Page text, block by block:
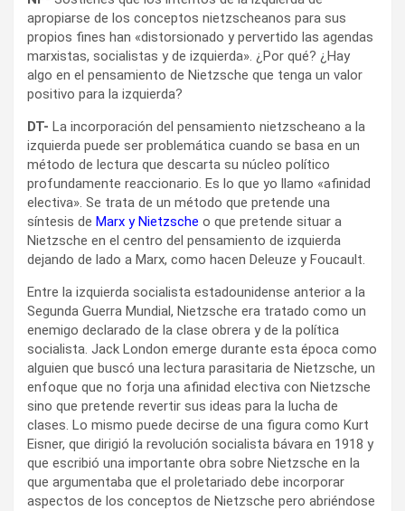
apropiarse de los conceptos nietzscheanos para sus
propios fines han «distorsionado y pervertido las agendas
marxistas, socialistas y de izquierda». ¿Por qué? ¿Hay
algo en el pensamiento de Nietzsche que tenga un valor
positivo para la izquierda?
DT- La incorporación del pensamiento nietzscheano a la
izquierda puede ser problemática cuando se basa en un
método de lectura que descarta su núcleo político
profundamente reaccionario. Es lo que yo llamo «afinidad
electiva». Se trata de un método que pretende una
síntesis de Marx y Nietzsche o que pretende situar a
Nietzsche en el centro del pensamiento de izquierda
dejando de lado a Marx, como hacen Deleuze y Foucault.
Entre la izquierda socialista estadounidense anterior a la
Segunda Guerra Mundial, Nietzsche era tratado como un
enemigo declarado de la clase obrera y de la política
socialista. Jack London emerge durante esta época como
alguien que buscó una lectura parasitaria de Nietzsche, un
enfoque que no forja una afinidad electiva con Nietzsche
sino que pretende revertir sus ideas para la lucha de
clases. Lo mismo puede decirse de una figura como Kurt
Eisner, que dirigió la revolución socialista bávara en 1918 y
que escribió una importante obra sobre Nietzsche en la
que argumentaba que el proletariado debe incorporar
aspectos de los conceptos de Nietzsche pero abriéndose